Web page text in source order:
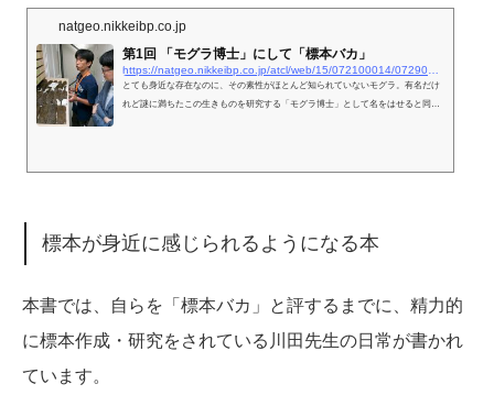
natgeo.nikkeibp.co.jp
第1回 「モグラ博士」にして「標本バカ」
とても身近な存在なのに、その素性がほとんど知られていないモグラ。有名だけ
れど謎に満ちたこの生きものを研究する「モグラ博士」として名をはせると同時
標本が身近に感じられるようになる本
本書では、自らを「標本バカ」と評するまでに、精力的
に標本作成・研究をされている川田先生の日常が書かれ
ています。